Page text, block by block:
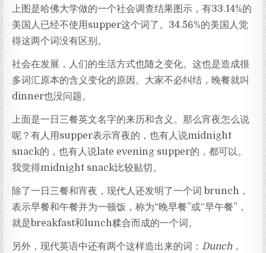
上图是哈佛大学做的一个社会调查结果图示，有33.14%的
美国人已经不使用supper这个词了。34.56%的美国人觉
得这两个词没有区别。
社会在发展，人们的生活方式也随之变化。这也是造成很
多词汇原本的含义变化的原因。大家不必纠结，晚餐就叫
dinner也没问题。
上面是一日三餐英文名字的来历和含义。那么宵夜怎么说
呢？有人用supper表示宵夜的，也有人说midnight
snack的，也有人说late evening supper的，都可以。
我觉得midnight snack比较贴切。
除了一日三餐和宵夜，现代人还发明了一个词 brunch，
表示早餐和午餐并为一顿饭，称为“晚早餐”或“早午餐”，
就是breakfast和lunch糅合而成的一个词。
另外，现代英语中还有两个这样造出来的词： Dunch，